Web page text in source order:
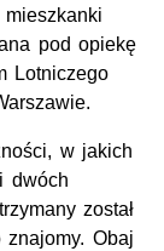
pod opiekę
Lotniczego
w jakich
dwóch
został
Obaj